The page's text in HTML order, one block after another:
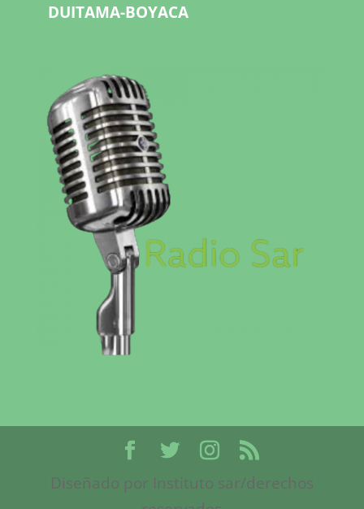
DUITAMA-BOYACA
Diseñado por Instituto sar/derechos